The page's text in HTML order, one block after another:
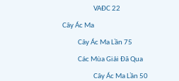
VAĐC 22
Cây Ác Ma
Cây Ác Ma Lần 75
Các Mùa Giải Đã Qua
Cây Ác Ma Lần 50